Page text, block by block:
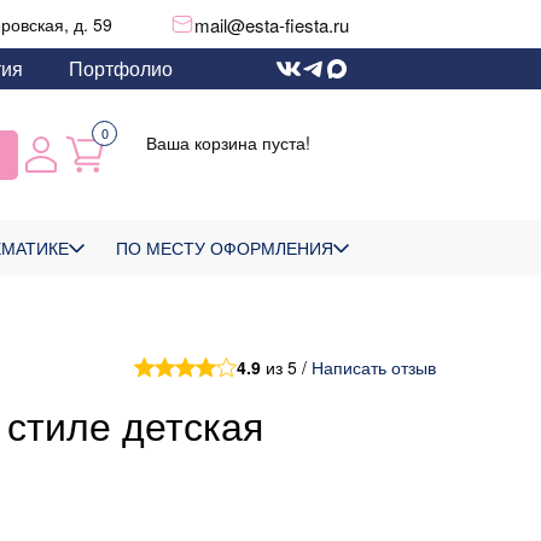
д. 59 mail@esta-fiesta.ru
Портфолио
0 Ваша корзина пуста!
ПО МЕСТУ ОФОРМЛЕНИЯ
4.9 из 5 / Написать отзыв
детская